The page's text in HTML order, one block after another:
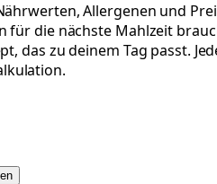
Allergenen und
die nächste Mahlzeit
zu deinem Tag passt.